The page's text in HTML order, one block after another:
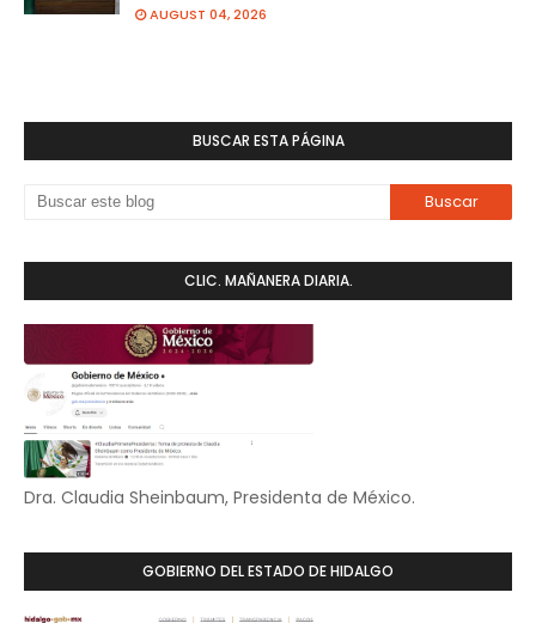
AUGUST 04, 2026
BUSCAR ESTA PÁGINA
CLIC. MAÑANERA DIARIA.
Dra. Claudia Sheinbaum, Presidenta de México.
GOBIERNO DEL ESTADO DE HIDALGO